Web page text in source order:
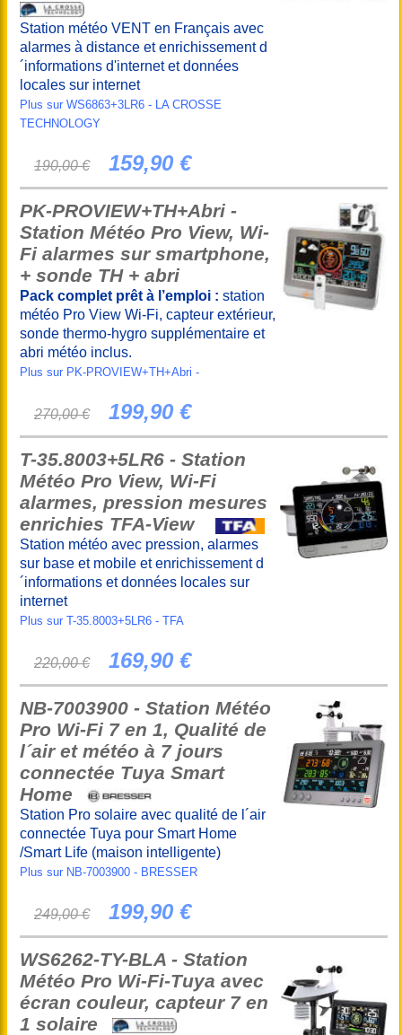
Station météo VENT en Français avec
alarmes à distance et enrichissement d
´informations d'internet et données
locales sur internet
Plus sur WS6863+3LR6 - LA CROSSE
TECHNOLOGY
190,00 € 159,90 €
PK-PROVIEW+TH+Abri -
Station Météo Pro View, Wi-
Fi alarmes sur smartphone,
+ sonde TH + abri
Pack complet prêt à l’emploi : station
météo Pro View Wi-Fi, capteur extérieur,
sonde thermo-hygro supplémentaire et
abri météo inclus.
Plus sur PK-PROVIEW+TH+Abri -
270,00 € 199,90 €
T-35.8003+5LR6 - Station
Météo Pro View, Wi-Fi
alarmes, pression mesures
enrichies TFA-View
Station météo avec pression, alarmes
sur base et mobile et enrichissement d
´informations et données locales sur
internet
Plus sur T-35.8003+5LR6 - TFA
220,00 € 169,90 €
NB-7003900 - Station Météo
Pro Wi-Fi 7 en 1, Qualité de
l´air et météo à 7 jours
connectée Tuya Smart
Home
Station Pro solaire avec qualité de l´air
connectée Tuya pour Smart Home
/Smart Life (maison intelligente)
Plus sur NB-7003900 - BRESSER
249,00 € 199,90 €
WS6262-TY-BLA - Station
Météo Pro Wi-Fi-Tuya avec
écran couleur, capteur 7 en
1 solaire